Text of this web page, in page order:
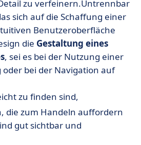
zu verfeinern.Untrennbar
sich auf die Schaffung einer
Benutzeroberfläche
die Gestaltung eines
, sei es bei der Nutzung einer
bei der Navigation auf
zu finden sind,
die zum Handeln auffordern
gut sichtbar und